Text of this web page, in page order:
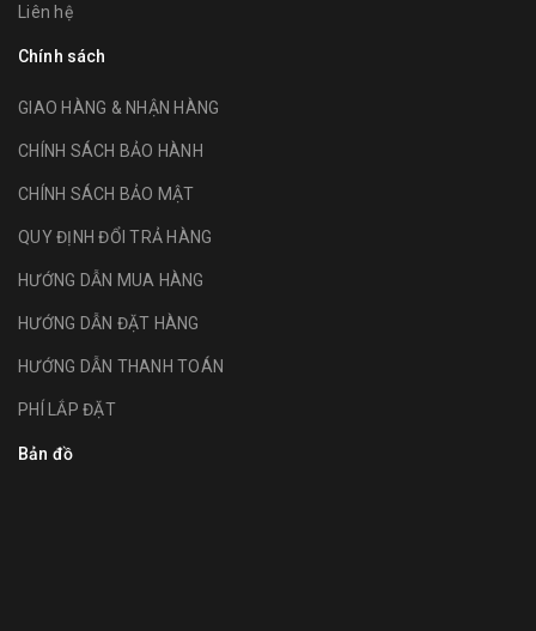
Liên hệ
Chính sách
GIAO HÀNG & NHẬN HÀNG
CHÍNH SÁCH BẢO HÀNH
CHÍNH SÁCH BẢO MẬT
QUY ĐỊNH ĐỔI TRẢ HÀNG
HƯỚNG DẪN MUA HÀNG
HƯỚNG DẪN ĐẶT HÀNG
HƯỚNG DẪN THANH TOÁN
PHÍ LẮP ĐẶT
Bản đồ